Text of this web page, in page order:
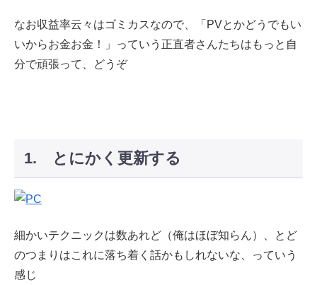
なお収益率云々はゴミカスなので、「PVとかどうでもい
いからお金お金！」っていう正直者さんたちはもっと自
分で頑張って、どうぞ
1. とにかく更新する
細かいテクニックは数あれど（俺はほぼ知らん）、とど
のつまりはこれに落ち着く話かもしれないな、っていう
感じ